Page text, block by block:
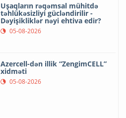
Uşaqların rəqəmsal mühitdə
təhlükəsizliyi gücləndirilir -
Dəyişikliklər nəyi ehtiva edir?
05-08-2026
Azercell-dən illik “ZengimCELL”
xidməti
05-08-2026